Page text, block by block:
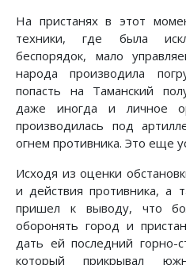
На пристанях в этот
техники, где была
беспорядок, мало
народа производила
попасть на Таманский
даже иногда и личное
производилась под
огнем противника. Это еще
Исходя из оценки
и действия противника, а
пришел к выводу, что
оборонять город и
дать ей последний горно-
который прикрывал